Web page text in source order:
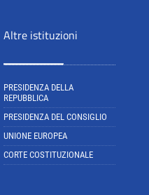
Altre istituzioni
PRESIDENZA DELLA
REPUBBLICA
PRESIDENZA DEL CONSIGLIO
UNIONE EUROPEA
CORTE COSTITUZIONALE